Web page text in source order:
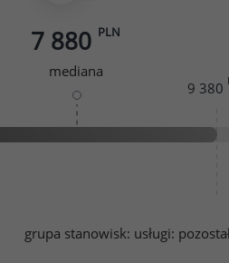
7 880 PLN
mediana
9 380
grupa stanowisk: usługi: